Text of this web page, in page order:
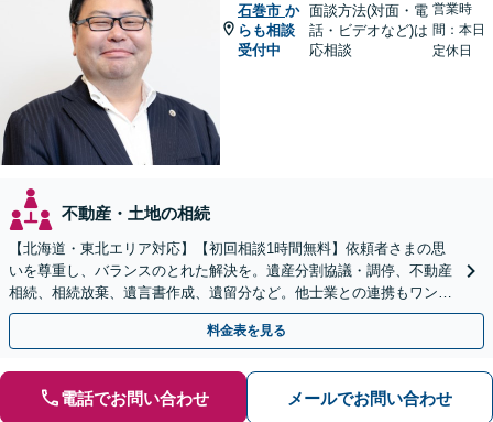
石巻市 か
らも相談
受付中
面談方法(対面・電
話・ビデオなど)は
応相談
営業時
間：本日
定休日
不動産・土地の相続
【北海道・東北エリア対応】【初回相談1時間無料】依頼者さまの思
いを尊重し、バランスのとれた解決を。遺産分割協議・調停、不動産
相続、相続放棄、遺言書作成、遺留分など。他士業との連携もワンス
トップで対応します【休日・夜間面談OK】
料金表を見る
電話でお問い合わせ メールでお問い合わせ